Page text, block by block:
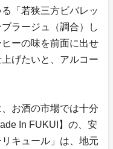
「若狭三方ビバレッ
ラージュ（調合）し
ーの味を前面に出せ
げたいと、アルコー
お酒の市場では十分
In FUKUI】の、安
キュール」は、地元